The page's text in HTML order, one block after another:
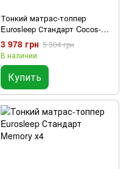
Тонкий матрас-топпер
Eurosleep Стандарт Cocos-
Latex
3 978 грн 5 304 грн
В наличии
Купить